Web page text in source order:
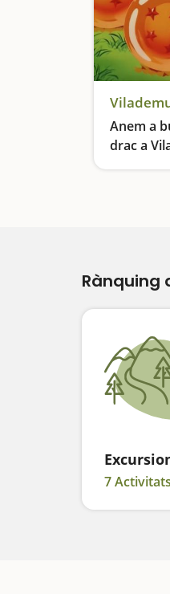
Anem a
drac a
Rànquing
7 Activitats